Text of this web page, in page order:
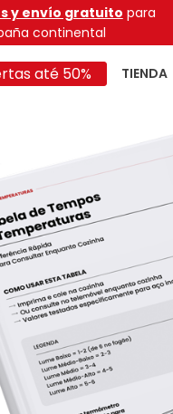
y envío gratuito para
continental
até 50% TIENDA